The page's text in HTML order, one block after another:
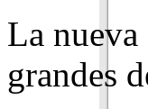
La nueva
grandes